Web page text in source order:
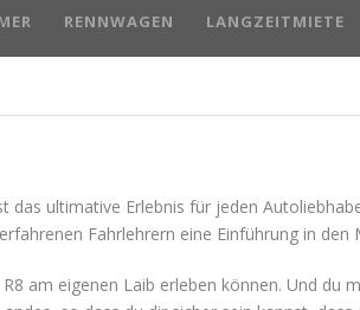
RENNWAGEN LANGZEITMIETE
das ultimative Erlebnis für jeden
Fahrlehrern eine Einführung in den
am eigenen Laib erleben können. Und